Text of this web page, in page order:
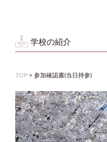
学校の紹介
TOP > 参加確認書(当日持参)